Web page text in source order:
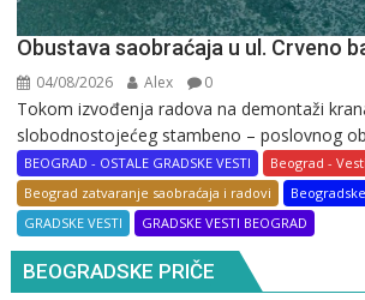
Obustava saobraćaja u ul. Crveno
04/08/2026 Alex 0
Tokom izvođenja radova na demontaži
slobodnostojećeg stambeno – poslovnog
BEOGRAD - OSTALE GRADSKE VESTI
Beograd -
Beograd zatvaranje saobraćaja i radovi
GRADSKE VESTI
GRADSKE VESTI BEOGRAD
BEOGRADSKE PRIČE